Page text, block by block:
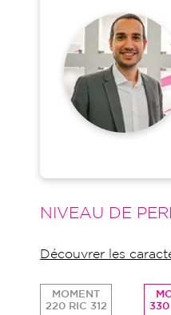
NIVEAU DE
Découvrer les
MOMENT
220 RIC 312
330